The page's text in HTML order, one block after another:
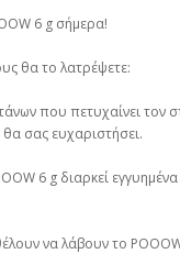
6 g σήμερα!
θα το λατρέψετε:
που πετυχαίνει
σας ευχαριστήσει.
6 g διαρκεί
να λάβουν το